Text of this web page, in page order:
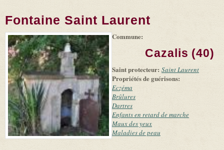
Fontaine Saint Laurent
Leaflet (link is
|
Tiles
(link is
external)
©
Microsoft
and
suppliers
Commune:
Cazalis (40)
Saint protecteur: Saint Laurent
Propriétés de guérisons:
Eczéma
Brûlures
Dartres
Enfants en retard de marche
Maux des yeux
Maladies de peau